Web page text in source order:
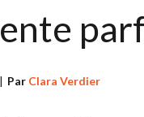
| Par Clara Verdier